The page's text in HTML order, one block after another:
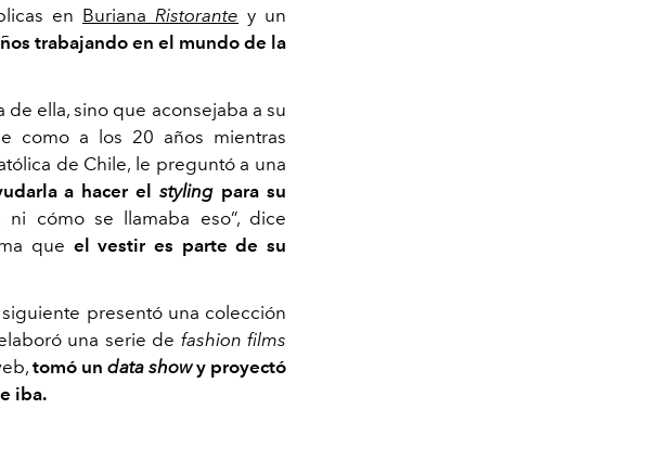
en Buriana Ristorante y un
trabajando en el mundo de la
de ella, sino que aconsejaba a su
como a los 20 años mientras
de Chile, le preguntó a una
a hacer elstyling para su
cómo se llamaba eso”, dice
que el vestir es parte de su
presentó una colección
una serie de fashion films
tomó un data showy proyectó
iba.